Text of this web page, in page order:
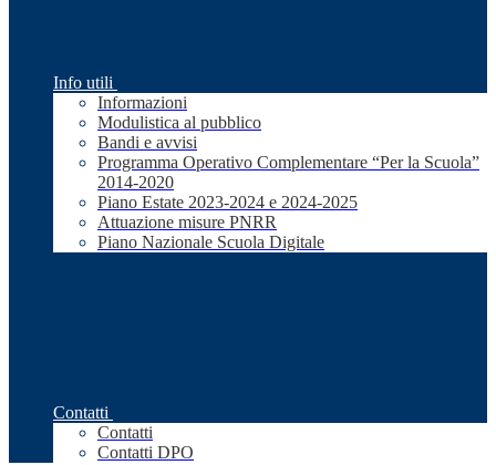
Info utili
Informazioni
Modulistica al pubblico
Bandi e avvisi
Programma Operativo Complementare “Per la Scuola”
2014-2020
Piano Estate 2023-2024 e 2024-2025
Attuazione misure PNRR
Piano Nazionale Scuola Digitale
Contatti
Contatti
Contatti DPO